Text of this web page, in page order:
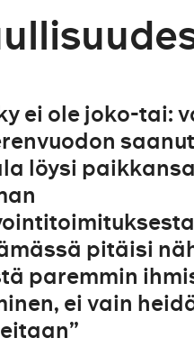
ei ole joko-tai:
löysi paikkansa
pitäisi
paremmin
ei vain